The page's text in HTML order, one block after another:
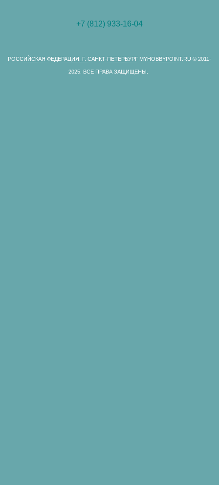
+7 (812) 933-16-04
РОССИЙСКАЯ ФЕДЕРАЦИЯ, Г. САНКТ-ПЕТЕРБУРГ MYHOBBYPOINT.RU © 2011-
2025. ВСЕ ПРАВА ЗАЩИЩЕНЫ.